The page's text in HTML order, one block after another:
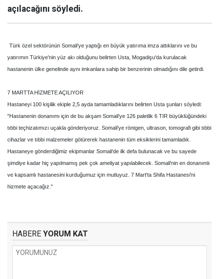
açılacağını söyledi.
Türk özel sektörünün Somali'ye yaptığı en büyük yatırıma imza attıklarını ve bu
yatırımın Türkiye'nin yüz akı olduğunu belirten Usta, Mogadişu'da kurulacak
hastanenin ülke genelinde aynı imkanlara sahip bir benzerinin olmadığını dile getirdi.
7 MARTTA HİZMETE AÇILIYOR
Hastaneyi 100 kişilik ekiple 2,5 ayda tamamladıklarını belirten Usta şunları söyledi:
"Hastanenin donanımı için de bu akşam Somali'ye 126 paletlik 6 TIR büyüklüğündeki
tıbbi teçhizatımızı uçakla gönderiyoruz. Somali'ye röntgen, ultrason, tomografi gibi tıbbi
cihazlar ve tıbbi malzemeler götürerek hastanenin tüm eksiklerini tamamladık.
Hastaneye gönderdiğimiz ekipmanlar Somali'de ilk defa bulunacak ve bu sayede
şimdiye kadar hiç yapılmamış pek çok ameliyat yapılabilecek. Somali'nin en donanımlı
ve kapsamlı hastanesini kurduğumuz için mutluyuz. 7 Mart'ta Shifa Hastanesi'ni
hizmete açacağız.''
HABERE YORUM KAT